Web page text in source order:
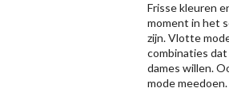
Frisse kleuren
moment in het
zijn. Vlotte
combinaties
dames willen.
mode meedoen.